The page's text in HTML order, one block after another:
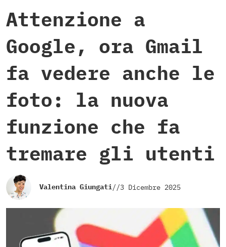
Attenzione a
Google, ora Gmail
fa vedere anche le
foto: la nuova
funzione che fa
tremare gli utenti
Valentina Giungati//3 Dicembre 2025